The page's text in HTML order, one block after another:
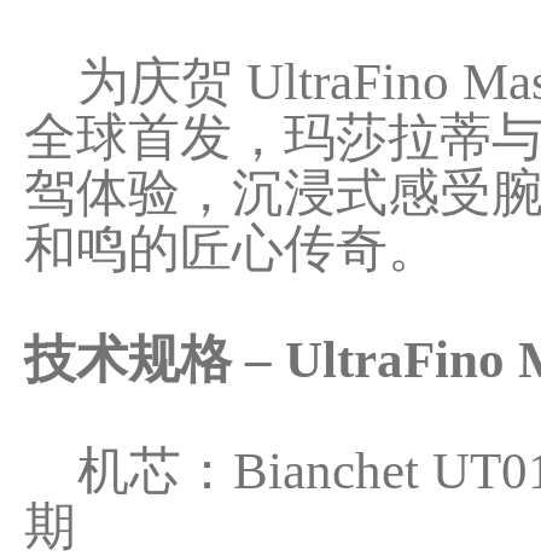
为庆贺 UltraFino
全球首发，玛莎拉蒂
驾体验，沉浸式感受
和鸣的匠心传奇。
技术规格 – UltraFino
机芯：Bianchet
期